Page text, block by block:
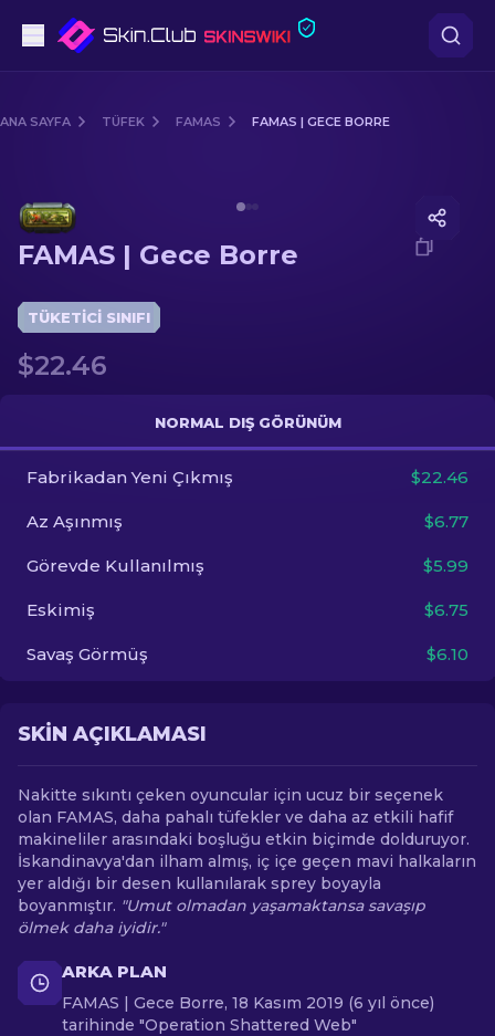
Tüfek
Dürbünlü Tüfek
Bıçaklar
Eldiven
Diğer
ANA SAYFA TÜFEK FAMAS FAMAS | GECE BORRE
FAMAS | Gece Borre
TÜKETICI SINIFI
$22.46
NORMAL DIŞ GÖRÜNÜM
Fabrikadan Yeni Çıkmış $22.46
Az Aşınmış $6.77
Görevde Kullanılmış $5.99
Eskimiş $6.75
Savaş Görmüş $6.10
SKIN AÇIKLAMASI
Nakitte sıkıntı çeken oyuncular için ucuz bir seçenek
olan FAMAS, daha pahalı tüfekler ve daha az etkili hafif
makineliler arasındaki boşluğu etkin biçimde dolduruyor.
İskandinavya'dan ilham almış, iç içe geçen mavi halkaların
yer aldığı bir desen kullanılarak sprey boyayla
boyanmıştır. "Umut olmadan yaşamaktansa savaşıp
ölmek daha iyidir."
ARKA PLAN
FAMAS | Gece Borre, 18 Kasım 2019 (6 yıl önce)
tarihinde "Operation Shattered Web"